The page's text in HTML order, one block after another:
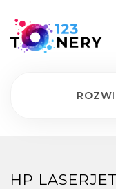
HP